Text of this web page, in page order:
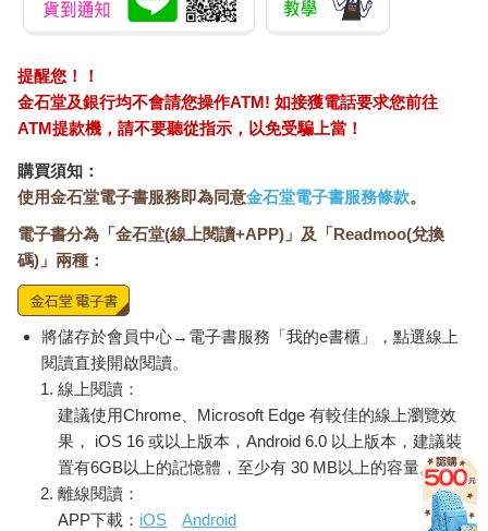
提醒您！！
金石堂及銀行均不會請您操作ATM! 如接獲電話要求您前往
ATM提款機，請不要聽從指示，以免受騙上當！
購買須知：
使用金石堂電子書服務即為同意金石堂電子書服務條款。
電子書分為「金石堂(線上閱讀+APP)」及「Readmoo(兌換
碼)」兩種：
將儲存於會員中心→電子書服務「我的e書櫃」，點選線上
閱讀直接開啟閱讀。
線上閱讀：
建議使用Chrome、Microsoft Edge 有較佳的線上瀏覽效
果， iOS 16 或以上版本，Android 6.0 以上版本，建議裝
置有6GB以上的記憶體，至少有 30 MB以上的容量。
離線閱讀：
APP下載： iOS
Android